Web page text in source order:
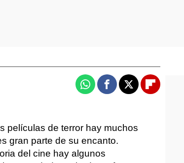
WhatsappFacebook
X
películas de terror hay muchos
gran parte de su encanto.
del cine hay algunos